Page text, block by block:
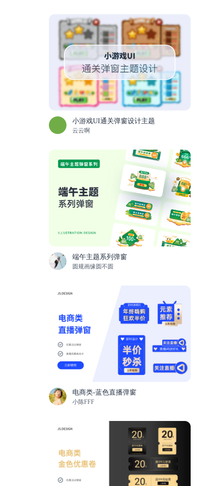
小游戏UI通关弹窗设计主题
云云啊
端午主题系列弹窗
圆规画缘圆不圆
电商类-蓝色直播弹窗
小陈FFF